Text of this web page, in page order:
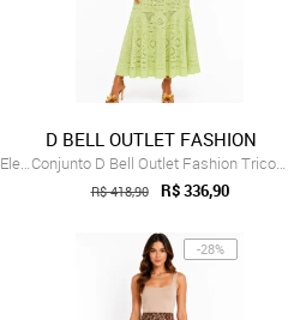
Saia Longa D Bell Outlet Fashion Elegant...
D BELL OUTLET FASHION
Conjunto D Bell Outlet Fashion Tricot Ma...
R$ 418,90 R$ 336,90
-28%